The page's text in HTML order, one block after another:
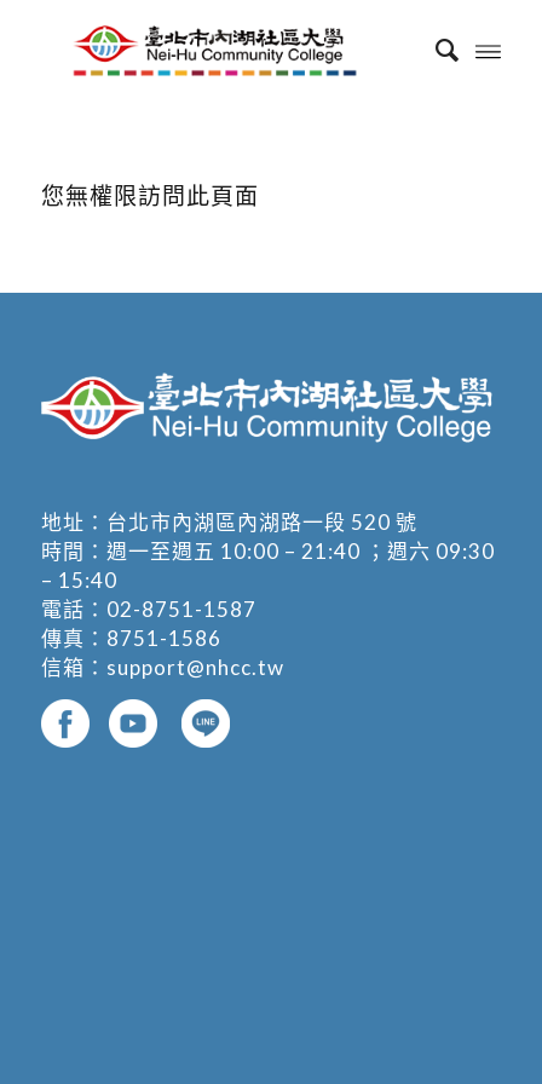
您無權限訪問此頁面
地址： 台北市內湖區內湖路一段 520 號
時間：週一至週五 10:00 – 21:40 ；週六 09:30
– 15:40
電話： 02-8751-1587
傳真：8751-1586
信箱： support@nhcc.tw